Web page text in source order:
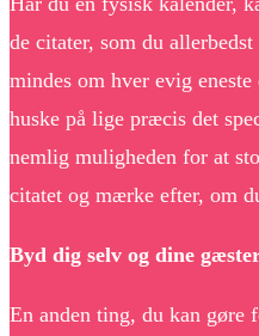
de citater, som du
mindes om hver evig
huske på lige præcis det
nemlig muligheden for at
citatet og mærke efter, om
Byd dig selv og dine
En anden ting, du kan gøre